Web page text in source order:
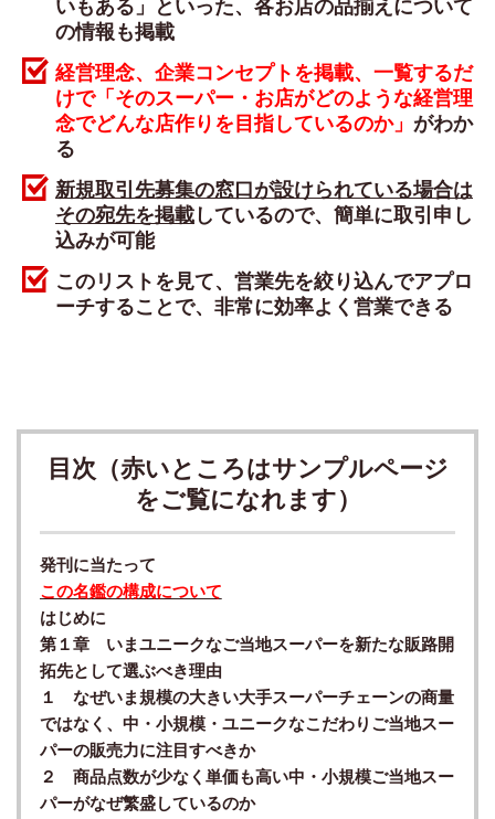
いもある」といった、各お店の品揃えについて
の情報も掲載
経営理念、企業コンセプトを掲載、一覧するだ
けで「そのスーパー・お店がどのような経営理
念でどんな店作りを目指しているのか」 がわか
る
新規取引先募集の窓口が設けられている場合は
その宛先を掲載しているので、簡単に取引申し
込みが可能
このリストを見て、営業先を絞り込んでアプロ
ーチすることで、非常に効率よく営業できる
目次（赤いところはサンプルページ
をご覧になれます）
発刊に当たって
この名鑑の構成について
はじめに
第１章 いまユニークなご当地スーパーを新たな販路開
拓先として選ぶべき理由
１ なぜいま規模の大きい大手スーパーチェーンの商量
ではなく、中・小規模・ユニークなこだわりご当地スー
パーの販売力に注目すべきか
２ 商品点数が少なく単価も高い中・小規模ご当地スー
パーがなぜ繁盛しているのか